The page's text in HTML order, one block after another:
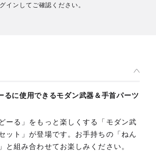
グインしてご確認ください。
るに使用できるモダン武器＆手首パーツ
ーる」をもっと楽しくする「モダン武
ット」が登場です。お手持ちの「ねん
と組み合わせてお楽しみください。